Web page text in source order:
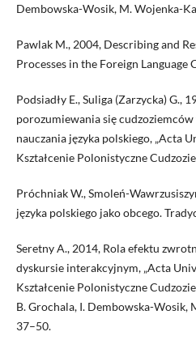
Dembowska-Wosik, M. Wojenka-
Pawlak M., 2004, Describing and
Processes in the Foreign Language
Podsiadły E., Suliga (Zarzycka) G.,
porozumiewania się
nauczania języka polskiego, „Acta
Kształcenie Polonistyczne
Próchniak W., Smoleń-
języka polskiego jako obcego.
Seretny A., 2014, Rola efektu
dyskursie interakcyjnym, „Acta
Kształcenie Polonistyczne
B. Grochala, I. Dembowska-Wosik,
37–50.